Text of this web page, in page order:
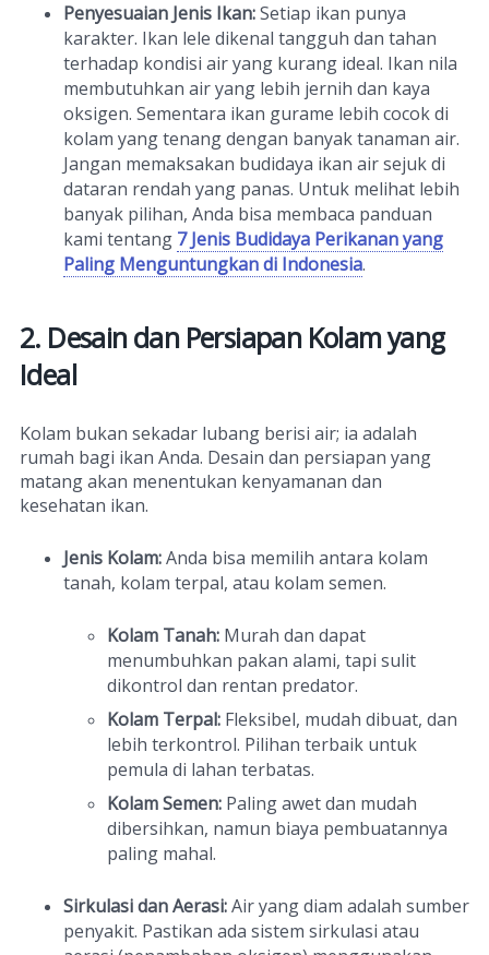
Penyesuaian Jenis Ikan:Setiap ikan punya
karakter. Ikan lele dikenal tangguh dan tahan
terhadap kondisi air yang kurang ideal. Ikan nila
membutuhkan air yang lebih jernih dan kaya
oksigen. Sementara ikan gurame lebih cocok di
kolam yang tenang dengan banyak tanaman air.
Jangan memaksakan budidaya ikan air sejuk di
dataran rendah yang panas. Untuk melihat lebih
banyak pilihan, Anda bisa membaca panduan
kami tentang 7 Jenis Budidaya Perikanan yang
Paling Menguntungkan di Indonesia.
2. Desain dan Persiapan Kolam yang
Ideal
Kolam bukan sekadar lubang berisi air; ia adalah
rumah bagi ikan Anda. Desain dan persiapan yang
matang akan menentukan kenyamanan dan
kesehatan ikan.
Jenis Kolam:Anda bisa memilih antara kolam
tanah, kolam terpal, atau kolam semen.
Kolam Tanah: Murah dan dapat
menumbuhkan pakan alami, tapi sulit
dikontrol dan rentan predator.
Kolam Terpal: Fleksibel, mudah dibuat, dan
lebih terkontrol. Pilihan terbaik untuk
pemula di lahan terbatas.
Kolam Semen: Paling awet dan mudah
dibersihkan, namun biaya pembuatannya
paling mahal.
Sirkulasi dan Aerasi:Air yang diam adalah sumber
penyakit. Pastikan ada sistem sirkulasi atau